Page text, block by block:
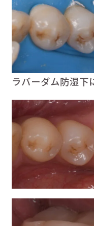
ラバーダム防湿下